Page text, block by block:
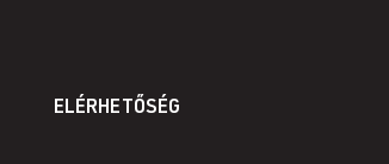
ELÉRHETŐSÉG